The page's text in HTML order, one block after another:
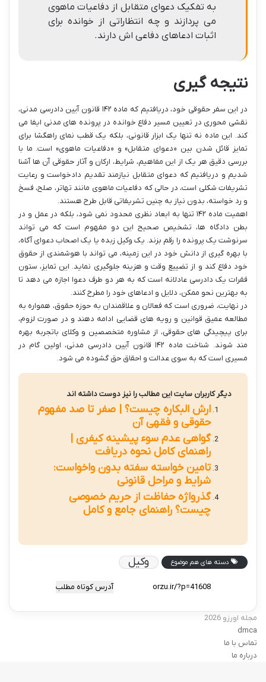
به تفکیک دعوای متقابل از دفاعیات ماهوی
می پردازند و چه انتظاراتی از خوانده برای
اثبات ادعاهای دفاعی اش دارند.
نتیجه گیری
در این سفر حقوقی خود، دریافتیم که ماده ۱۴۲ قانون آیین دادرسی مدنی،
نقشی محوری در تعیین مسیر دفاع خوانده در پرونده های مدنی ایفا می
کند. این ماده نه تنها یک ابزار قانونی، بلکه یک قطب نمای راهگشا برای
تمایز قائل شدن بین «دعوای متقابل» و «دفاعیات ماهوی» است. ما با
بررسی دقیق هر یک از این مفاهیم، شرایط، ارکان و آثار حقوقی آن ها آشنا
شدیم و دریافتیم که دعوای متقابل نیازمند تقدیم دادخواست و رعایت
تشریفات شکلی است، در حالی که دفاعیات ماهوی مانند تهاتر، صلح، فسخ
و رد خواسته، بدون نیاز به چنین تشریفاتی قابل طرح هستند.
اهمیت ماده ۱۴۲ تنها به ابعاد نظری محدود نمی شود، بلکه در عمل و در
بطن دادگاه ها، تشخیص صحیح این دو مفهوم است که می تواند
سرنوشت یک پرونده را رقم بزند. یک وکیل زبده یا یک اصحاب دعوای آگاه،
با بهره گیری از دانش خود در این زمینه، می تواند با هوشمندی از حقوق
خود دفاع کند و از تضییع وقت و هزینه جلوگیری نماید. این تمایز، ستون
فقرات یک دادرسی عادلانه است که به هر دو طرف دعوا اجازه می دهد تا
به بهترین نحو ممکن، دلایل و ادعاهای خود را مطرح کنند.
در نهایت، ضروری است که فعالان و علاقمندان به حوزه حقوق، همواره به
مطالعه عمیق قوانین و رویه های قضایی ادامه دهند و در صورت لزوم،
برای پیچیدگی های حقوقی، از مشاوره متخصصین و وکلای باتجربه بهره
مند شوند. شناخت ماده ۱۴۲ قانون آیین دادرسی مدنی، اولین گام در
مسیری است که به سوی عدالت و احقاق حق گشوده می شود.
دیگر کاربران سایت این مطالب را نیز دوست داشته اند
ارش البکاره چیست؟ | صفر تا صد مفهوم
حقوقی و فقهی آن
گواهی عدم سوء پیشینه کیفری |
راهنمای کامل نحوه دریافت
تامین خواسته سفته بدون واخواست:
شرایط و مراحل قانونی
گذرواژه حفاظت از حریم خصوصی
چیست؟ راهنمای جامع و کامل
دسته های هم موضوع وکیل
آدرس کوتاه مطلب
مجله اورزو 2026
dmca
تماس با ما
درباره ما